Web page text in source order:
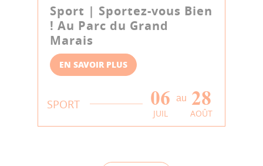
Sport | Sportez-vous Bien
! Au Parc du Grand
Marais
EN SAVOIR PLUS
SPORT 06
JUIL
au 28
AOÛT